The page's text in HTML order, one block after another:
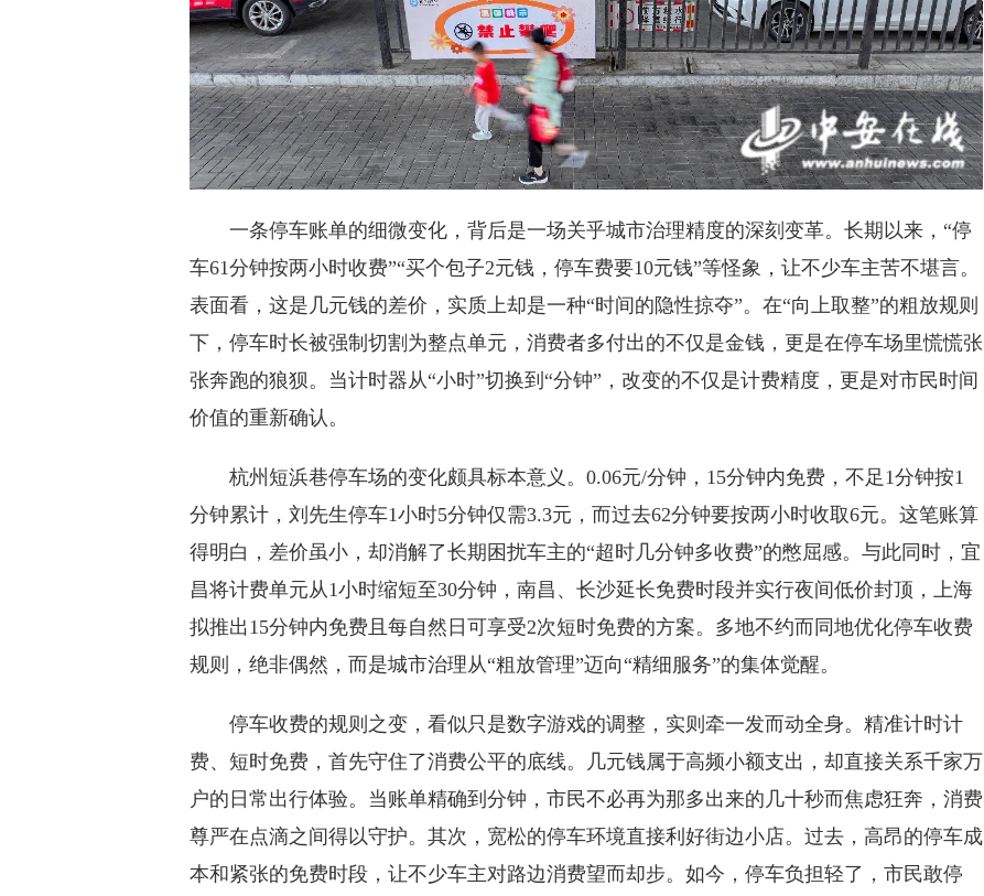
一条停车账单的细微变化，背后是一场关乎城市治理精度的深刻变革。长期以来，“停
车61分钟按两小时收费”“买个包子2元钱，停车费要10元钱”等怪象，让不少车主苦不堪言。
表面看，这是几元钱的差价，实质上却是一种“时间的隐性掠夺”。在“向上取整”的粗放规则
下，停车时长被强制切割为整点单元，消费者多付出的不仅是金钱，更是在停车场里慌慌张
张奔跑的狼狈。当计时器从“小时”切换到“分钟”，改变的不仅是计费精度，更是对市民时间
价值的重新确认。
杭州短浜巷停车场的变化颇具标本意义。0.06元/分钟，15分钟内免费，不足1分钟按1
分钟累计，刘先生停车1小时5分钟仅需3.3元，而过去62分钟要按两小时收取6元。这笔账算
得明白，差价虽小，却消解了长期困扰车主的“超时几分钟多收费”的憋屈感。与此同时，宜
昌将计费单元从1小时缩短至30分钟，南昌、长沙延长免费时段并实行夜间低价封顶，上海
拟推出15分钟内免费且每自然日可享受2次短时免费的方案。多地不约而同地优化停车收费
规则，绝非偶然，而是城市治理从“粗放管理”迈向“精细服务”的集体觉醒。
停车收费的规则之变，看似只是数字游戏的调整，实则牵一发而动全身。精准计时计
费、短时免费，首先守住了消费公平的底线。几元钱属于高频小额支出，却直接关系千家万
户的日常出行体验。当账单精确到分钟，市民不必再为那多出来的几十秒而焦虑狂奔，消费
尊严在点滴之间得以守护。其次，宽松的停车环境直接利好街边小店。过去，高昂的停车成
本和紧张的免费时段，让不少车主对路边消费望而却步。如今，停车负担轻了，市民敢停